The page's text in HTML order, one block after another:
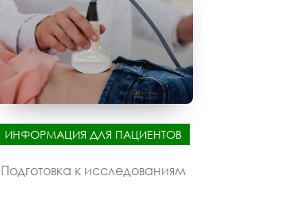
ИНФОРМАЦИЯ ДЛЯ ПАЦИЕНТОВ
Подготовка к исследованиям